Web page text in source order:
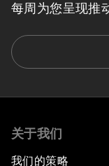
每周为您呈现推
关于我们
我们的策略